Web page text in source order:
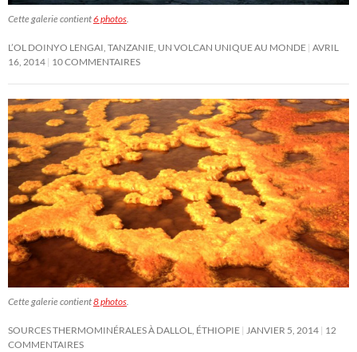
Cette galerie contient6 photos.
L’OL DOINYO LENGAI, TANZANIE, UN VOLCAN UNIQUE AU MONDE AVRIL
16, 2014 10 COMMENTAIRES
Cette galerie contient8 photos.
SOURCES THERMOMINÉRALES À DALLOL, ÉTHIOPIE JANVIER 5, 2014 12
COMMENTAIRES